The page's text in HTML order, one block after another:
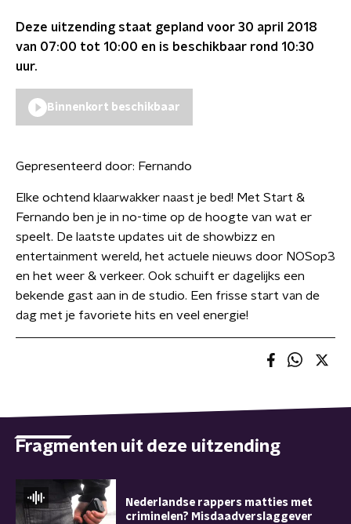
Deze uitzending staat gepland voor 30 april 2018
van 07:00 tot 10:00 en is beschikbaar rond 10:30
uur.
Binnenkort beschikbaar
Gepresenteerd door: Fernando
Elke ochtend klaarwakker naast je bed! Met Start &
Fernando ben je in no-time op de hoogte van wat er
speelt. De laatste updates uit de showbizz en
entertainment wereld, het actuele nieuws door NOSop3
en het weer & verkeer. Ook schuift er dagelijks een
bekende gast aan in de studio. Een frisse start van de
dag met je favoriete hits en veel energie!
Fragmenten uit deze uitzending
Nederlandse rappers matties met
criminelen? Misdaadverslaggever